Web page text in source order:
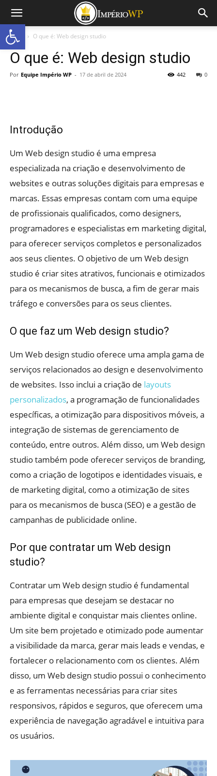
Início O que é: Web design studio
O que é: Web design studio
Por Equipe Império WP - 17 de abril de 2024 0
442
Introdução
Um Web design studio é uma empresa
especializada na criação e desenvolvimento de
websites e outras soluções digitais para empresas e
marcas. Essas empresas contam com uma equipe
de profissionais qualificados, como designers,
programadores e especialistas em marketing digital,
para oferecer serviços completos e personalizados
aos seus clientes. O objetivo de um Web design
studio é criar sites atrativos, funcionais e otimizados
para os mecanismos de busca, a fim de gerar mais
tráfego e conversões para os seus clientes.
O que faz um Web design studio?
Um Web design studio oferece uma ampla gama de
serviços relacionados ao design e desenvolvimento
de websites. Isso inclui a criação de layouts
personalizados, a programação de funcionalidades
específicas, a otimização para dispositivos móveis, a
integração de sistemas de gerenciamento de
conteúdo, entre outros. Além disso, um Web design
studio também pode oferecer serviços de branding,
como a criação de logotipos e identidades visuais, e
de marketing digital, como a otimização de sites
para os mecanismos de busca (SEO) e a gestão de
campanhas de publicidade online.
Por que contratar um Web design
studio?
Contratar um Web design studio é fundamental
para empresas que desejam se destacar no
ambiente digital e conquistar mais clientes online.
Um site bem projetado e otimizado pode aumentar
a visibilidade da marca, gerar mais leads e vendas, e
fortalecer o relacionamento com os clientes. Além
disso, um Web design studio possui o conhecimento
e as ferramentas necessárias para criar sites
responsivos, rápidos e seguros, que oferecem uma
experiência de navegação agradável e intuitiva para
os usuários.
Abrir a barra de ferramentas